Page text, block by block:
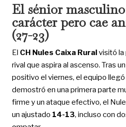
El sénior
carácter pero cae
(27-23)
El CH Nules Caixa Ruralvisitó la
rival que aspira al ascenso. Tras
positivo el viernes, el equipo
demostró en una primera parte
firme y un ataque efectivo, el
un ajustado 14-13, incluso con